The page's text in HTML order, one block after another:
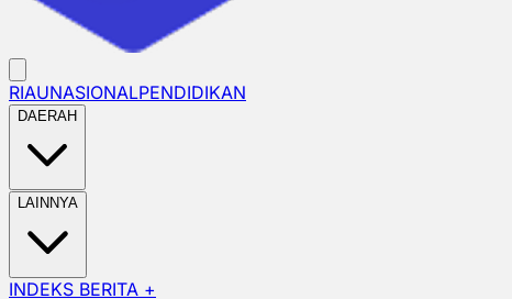
RIAUNASIONALPENDIDIKAN
DAERAH
LAINNYA
INDEKS BERITA +